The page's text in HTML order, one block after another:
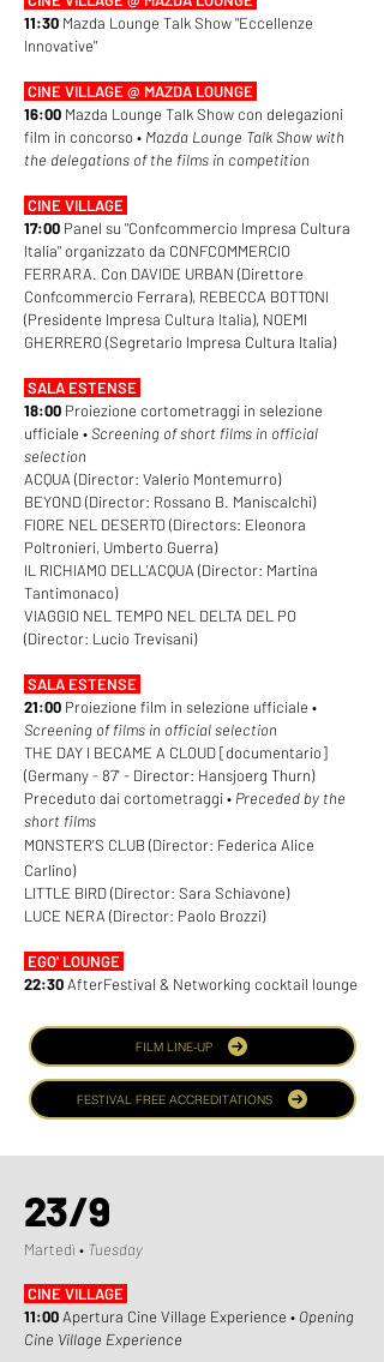
11:30 Mazda Lounge Talk Show "Eccellenze
Innovative"
CINE VILLAGE @ MAZDA LOUNGE
16:00 Mazda Lounge Talk Show con delegazioni
film in concorso • Mazda Lounge Talk Show with
the delegations of the films in competition
CINE VILLAGE
17:00 Panel su "Confcommercio Impresa Cultura
Italia" organizzato da CONFCOMMERCIO
FERRARA. Con DAVIDE URBAN (Direttore
Confcommercio Ferrara), REBECCA BOTTONI
(Presidente Impresa Cultura Italia), NOEMI
GHERRERO (Segretario Impresa Cultura Italia)
SALA ESTENSE
18:00 Proiezione cortometraggi in selezione
ufficiale •Screening of short films in official
selection
ACQUA (Director: Valerio Montemurro)
BEYOND (Director: Rossano B. Maniscalchi)
FIORE NEL DESERTO (Directors: Eleonora
Poltronieri, Umberto Guerra)
IL RICHIAMO DELL'ACQUA (Director: Martina
Tantimonaco)
VIAGGIO NEL TEMPO NEL DELTA DEL PO
(Director: Lucio Trevisani)
SALA ESTENSE
21:00 Proiezione film in selezione ufficiale •
Screening of films in official selection
THE DAY I BECAME A CLOUD [documentario]
(Germany - 87' - Director: Hansjoerg Thurn)
Preceduto dai cortometraggi • Preceded by the
short films
MONSTER'S CLUB (Director: Federica Alice
Carlino)
LITTLE BIRD(Director: Sara Schiavone)
LUCE NERA (Director: Paolo Brozzi)
EGO' LOUNGE
22:30 AfterFestival & Networking cocktail lounge
FILM LINE-UP
FESTIVAL FREE ACCREDITATIONS
23/9
Martedì • Tuesday
CINE VILLAGE
11:00 Apertura Cine Village Experience • Opening
Cine Village Experience